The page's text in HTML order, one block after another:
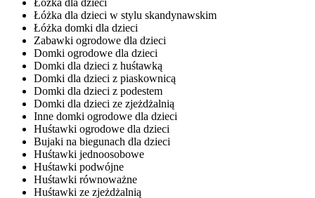
Łóżka dla dzieci
Łóżka dla dzieci w stylu skandynawskim
Łóżka domki dla dzieci
Zabawki ogrodowe dla dzieci
Domki ogrodowe dla dzieci
Domki dla dzieci z huśtawką
Domki dla dzieci z piaskownicą
Domki dla dzieci z podestem
Domki dla dzieci ze zjeżdżalnią
Inne domki ogrodowe dla dzieci
Huśtawki ogrodowe dla dzieci
Bujaki na biegunach dla dzieci
Huśtawki jednoosobowe
Huśtawki podwójne
Huśtawki równoważne
Huśtawki ze zjeżdżalnią